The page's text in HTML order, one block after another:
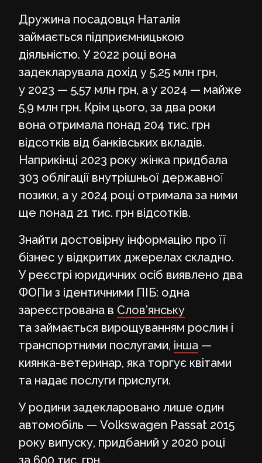
Дружина посадовця Наталія
займається підприємницькою
діяльністю. У 2022 році вона
задекларувала дохід у 5,25 млн грн,
у 2023 — 5,57 млн грн, а у 2024 — майже
5,9 млн грн. Крім цього, за два роки
вона отримала понад 204 тис. грн
відсотків від банківських вкладів.
Наприкінці 2023 року жінка придбала
303 облігації внутрішньої державної
позики, а у 2024 році отримала за ними
ще понад 21 тис. грн відсотків.
Знайти достовірну інформацію про її
бізнес у відкритих джерелах складно.
У реєстрі юридичних осіб виявлено два
ФОПи з ідентичними ПІБ: одна
зареєстрована в Слов’янську
та займається вирощуванням рослин і
транспортними послугами, інша —
киянка-ветеринар, яка торгує квітами
та надає послуги прислуги.
У родини задекларовано лише один
автомобіль — Volkswagen Passat 2015
року випуску, придбаний у 2020 році
за 600 тис. грн.